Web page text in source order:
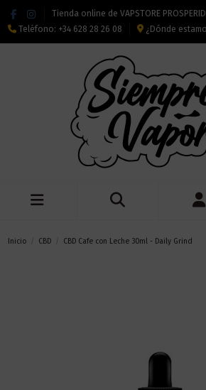
Tienda online de VAPSTORE
Teléfono: +34 628 28 26 08 ¿Dónde
Inicio CBD CBD Cafe con Leche 30ml - Daily Grind